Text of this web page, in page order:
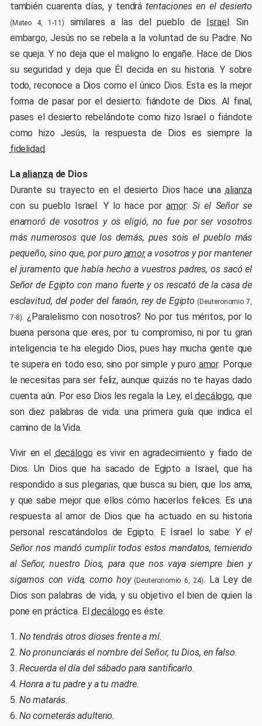
también cuarenta días, y tendrátentaciones en el desierto
(Mateo 4, 1-11) similares a las del pueblo de Israel . Sin
embargo, Jesús no se rebela a la voluntad de su Padre. No
se queja. Y no deja que el maligno lo engañe. Hace de Dios
su seguridad y deja que Él decida en su historia. Y sobre
todo, reconoce a Dios como el único Dios. Esta es la mejor
forma de pasar por el desierto: fiándote de Dios. Al final,
pases el desierto rebelándote como hizo Israel o fiándote
como hizo Jesús, la respuesta de Dios es siempre la
fidelidad.
La alianzade Dios
Durante su trayecto en el desierto Dios hace una alianza
con su pueblo Israel. Y lo hace poramor:Si el Señor se
enamoró de vosotros y os eligió, no fue por ser vosotros
más numerosos que los demás, pues sois el pueblo más
pequeño, sino que, por puro amora vosotros y por mantener
el juramento que había hecho a vuestros padres, os sacó el
Señor de Egipto con mano fuerte y os rescató de la casa de
esclavitud, del poder del faraón, rey de Egipto (Deuteronomio 7,
7-8). ¿Paralelismo con nosotros? No por tus méritos, por lo
buena persona que eres, por tu compromiso, ni por tu gran
inteligencia te ha elegido Dios, pues hay mucha gente que
te supera en todo eso; sino por simple y puro amor. Porque
le necesitas para ser feliz, aunque quizás no te hayas dado
cuenta aún. Por eso Dios les regala la Ley, el decálogo, que
son diez palabras de vida: una primera guía que indica el
camino de la Vida.
Vivir en el decálogo es vivir en agradecimiento y fiado de
Dios. Un Dios que ha sacado de Egipto a Israel, que ha
respondido a sus plegarias, que busca su bien, que los ama,
y que sabe mejor que ellos cómo hacerlos felices. Es una
respuesta al amor de Dios que ha actuado en su historia
personal rescatándolos de Egipto. E Israel lo sabe: Y el
Señor nos mandó cumplir todos estos mandatos, temiendo
al Señor, nuestro Dios, para que nos vaya siempre bien y
sigamos con vida, como hoy(Deuteronomio 6, 24). La Ley de
Dios son palabras de vida, y su objetivo el bien de quien la
pone en práctica. Eldecálogo es éste:
No tendrás otros dioses frente a mí.
No pronunciarás el nombre del Señor, tu Dios, en falso.
Recuerda el día del sábado para santificarlo.
Honra a tu padre y a tu madre.
No matarás.
No cometerás adulterio.